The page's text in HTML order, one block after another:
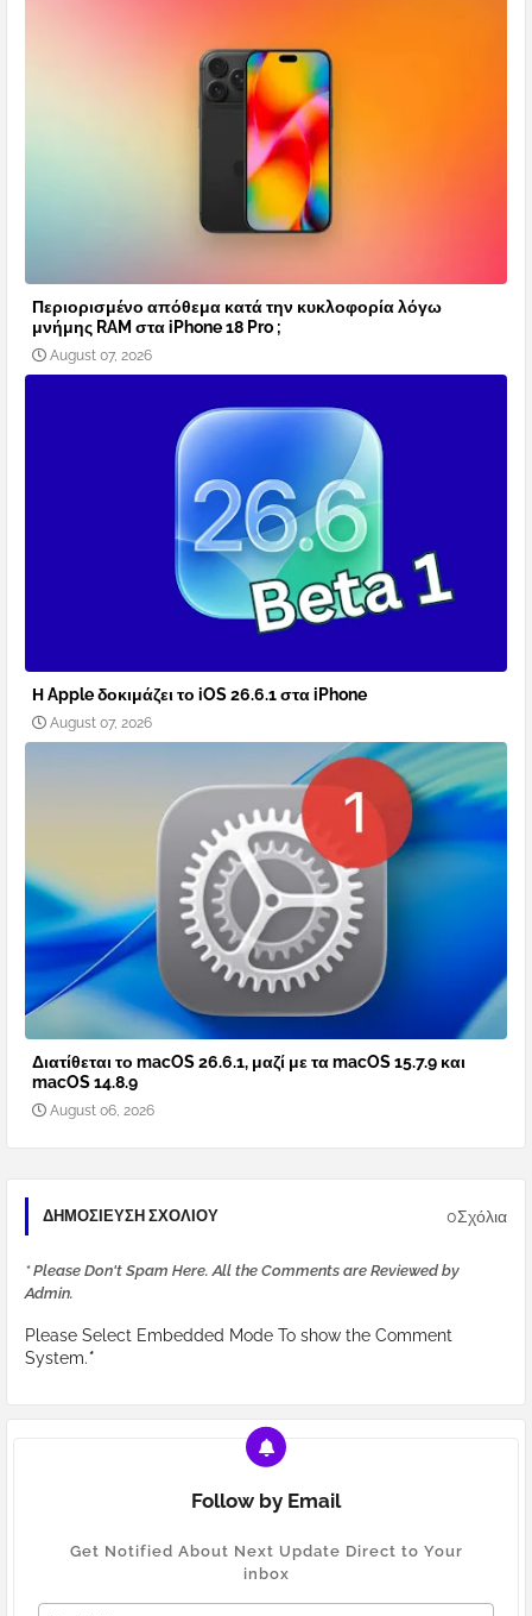
Περιορισμένο απόθεμα κατά την κυκλοφορία λόγω
μνήμης RAM στα iPhone 18 Pro ;
August 07, 2026
Η Apple δοκιμάζει το iOS 26.6.1 στα iPhone
August 07, 2026
Διατίθεται το macOS 26.6.1, μαζί με τα macOS 15.7.9 και
macOS 14.8.9
August 06, 2026
ΔΗΜΟΣΊΕΥΣΗ ΣΧΟΛΊΟΥ 0Σχόλια
* Please Don't Spam Here. All the Comments are Reviewed by
Admin.
Please Select Embedded Mode To show the Comment
System.*
Follow by Email
Get Notified About Next Update Direct to Your
inbox